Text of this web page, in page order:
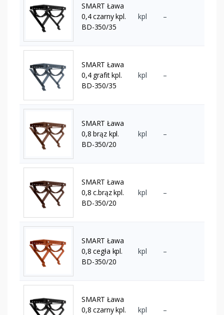
SMART Ława
0,4 czarny kpl.
BD-350/35
kpl –
SMART Ława
0,4 grafit kpl.
BD-350/35
kpl –
SMART Ława
0,8 brąz kpl.
BD-350/20
kpl –
SMART Ława
0,8 c.brąz kpl.
BD-350/20
kpl –
SMART Ława
0,8 cegła kpl.
BD-350/20
kpl –
SMART Ława
0,8 czarny kpl.
kpl –